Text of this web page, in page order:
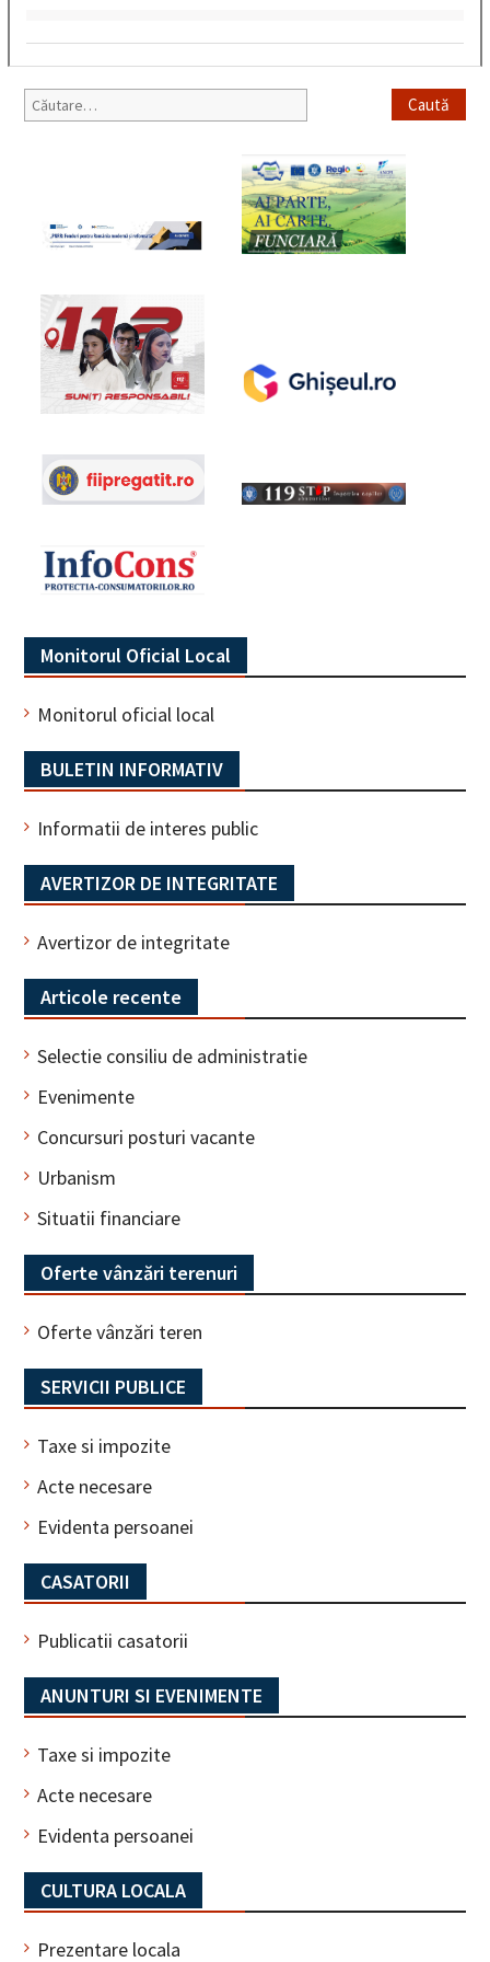
Monitorul Oficial Local
Monitorul oficial local
BULETIN INFORMATIV
Informatii de interes public
AVERTIZOR DE INTEGRITATE
Avertizor de integritate
Articole recente
Selectie consiliu de administratie
Evenimente
Concursuri posturi vacante
Urbanism
Situatii financiare
Oferte vânzări terenuri
Oferte vânzări teren
SERVICII PUBLICE
Taxe si impozite
Acte necesare
Evidenta persoanei
CASATORII
Publicatii casatorii
ANUNTURI SI EVENIMENTE
Taxe si impozite
Acte necesare
Evidenta persoanei
CULTURA LOCALA
Prezentare locala